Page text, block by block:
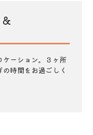
ーション。３ヶ所
時間をお過ごしく